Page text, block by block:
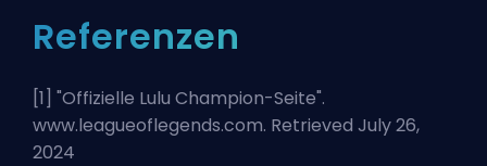
Referenzen
[1] "Offizielle Lulu Champion-Seite".
www.leagueoflegends.com. Retrieved July 26,
2024